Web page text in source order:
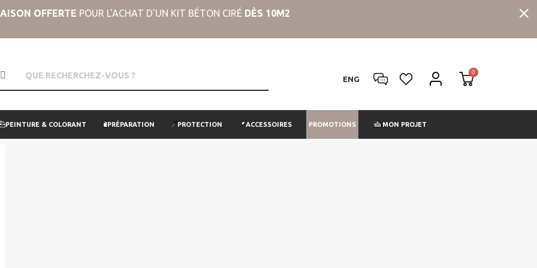
OFFERTE POUR L'ACHAT D'UN KIT BÉTON CIRÉ DÈS 10M2
ENG
PEINTURE & COLORANT PRÉPARATION PROTECTION ACCESSOIRES PROMOTIONS MON PROJET